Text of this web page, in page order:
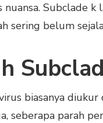
nuansa. Subclade
sering belum
biasanya
seberapa parah